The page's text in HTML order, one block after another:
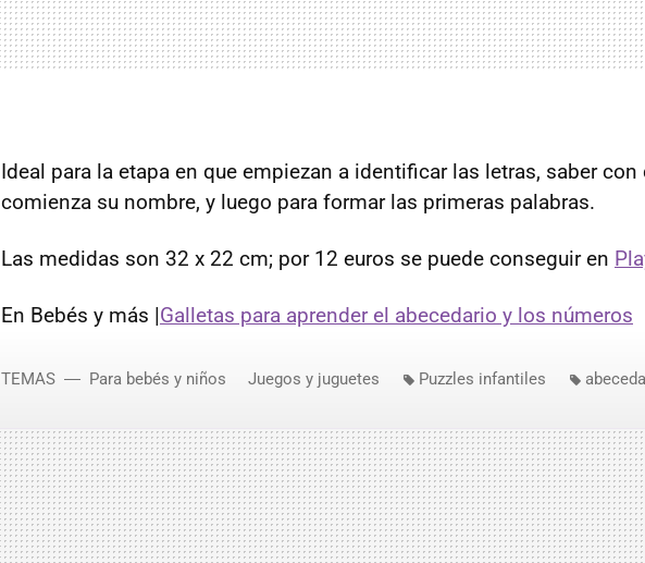
Ideal para la etapa en que empiezan a identificar las letras, saber con
comienza su nombre, y luego para formar las primeras palabras.
Las medidas son 32 x 22 cm; por 12 euros se puede conseguir en
En Bebés y más |Galletas para aprender el abecedario y los números
TEMAS Para bebés y niños Juegos y juguetes Puzzles infantiles